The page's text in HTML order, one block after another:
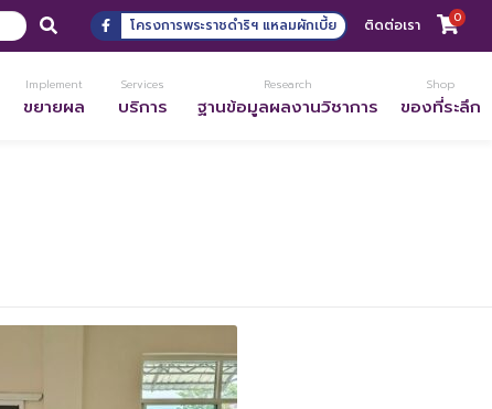
โครงการพระราชดำริฯ แหลมผักเบี้ย ติดต่อเรา 0
Implement
ขยายผล
Services
บริการ
Research
ฐานข้อมูลผลงานวิชาการ
Shop
ของที่ระลึก